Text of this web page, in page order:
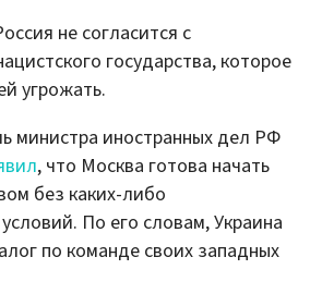
не согласится с
государства, которое
угрожать.
министра иностранных дел РФ
, что Москва готова начать
без каких-либо
По его словам, Украина
по команде своих западных